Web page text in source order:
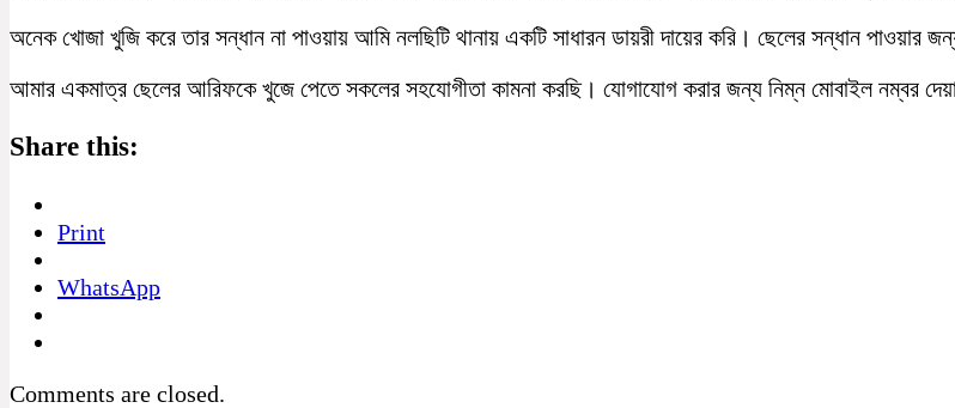
অনেক খোজা খুজি করে তার সন্ধান না পাওয়ায় আমি নলছিটি থানায় একটি সাধারন ডায়রী দায়ের করি। ছেলের সন্ধান
আমার একমাত্র ছেলের আরিফকে খুজে পেতে সকলের সহযোগীতা কামনা করছি। যোগাযোগ করার জন্য নিম্ন মোবাইল নম্বর
Share this:
Print
WhatsApp
Comments are closed.